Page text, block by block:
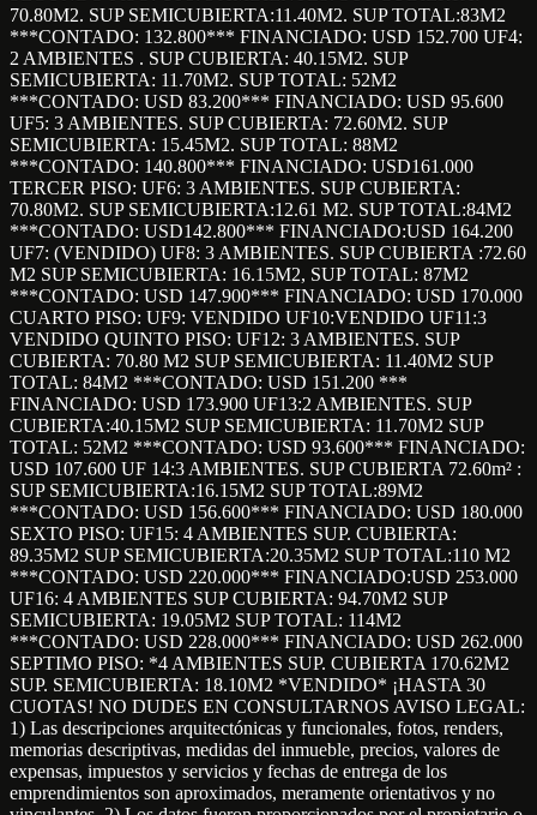
70.80M2. SUP SEMICUBIERTA:11.40M2. SUP TOTAL:83M2
***CONTADO: 132.800*** FINANCIADO: USD 152.700 UF4:
2 AMBIENTES . SUP CUBIERTA: 40.15M2. SUP
SEMICUBIERTA: 11.70M2. SUP TOTAL: 52M2
***CONTADO: USD 83.200*** FINANCIADO: USD 95.600
UF5: 3 AMBIENTES. SUP CUBIERTA: 72.60M2. SUP
SEMICUBIERTA: 15.45M2. SUP TOTAL: 88M2
***CONTADO: 140.800*** FINANCIADO: USD161.000
TERCER PISO: UF6: 3 AMBIENTES. SUP CUBIERTA:
70.80M2. SUP SEMICUBIERTA:12.61 M2. SUP TOTAL:84M2
***CONTADO: USD142.800*** FINANCIADO:USD 164.200
UF7: (VENDIDO) UF8: 3 AMBIENTES. SUP CUBIERTA :72.60
M2 SUP SEMICUBIERTA: 16.15M2, SUP TOTAL: 87M2
***CONTADO: USD 147.900*** FINANCIADO: USD 170.000
CUARTO PISO: UF9: VENDIDO UF10:VENDIDO UF11:3
VENDIDO QUINTO PISO: UF12: 3 AMBIENTES. SUP
CUBIERTA: 70.80 M2 SUP SEMICUBIERTA: 11.40M2 SUP
TOTAL: 84M2 ***CONTADO: USD 151.200 ***
FINANCIADO: USD 173.900 UF13:2 AMBIENTES. SUP
CUBIERTA:40.15M2 SUP SEMICUBIERTA: 11.70M2 SUP
TOTAL: 52M2 ***CONTADO: USD 93.600*** FINANCIADO:
USD 107.600 UF 14:3 AMBIENTES. SUP CUBIERTA 72.60m² :
SUP SEMICUBIERTA:16.15M2 SUP TOTAL:89M2
***CONTADO: USD 156.600*** FINANCIADO: USD 180.000
SEXTO PISO: UF15: 4 AMBIENTES SUP. CUBIERTA:
89.35M2 SUP SEMICUBIERTA:20.35M2 SUP TOTAL:110 M2
***CONTADO: USD 220.000*** FINANCIADO:USD 253.000
UF16: 4 AMBIENTES SUP CUBIERTA: 94.70M2 SUP
SEMICUBIERTA: 19.05M2 SUP TOTAL: 114M2
***CONTADO: USD 228.000*** FINANCIADO: USD 262.000
SEPTIMO PISO: *4 AMBIENTES SUP. CUBIERTA 170.62M2
SUP. SEMICUBIERTA: 18.10M2 *VENDIDO* ¡HASTA 30
CUOTAS! NO DUDES EN CONSULTARNOS AVISO LEGAL:
1) Las descripciones arquitectónicas y funcionales, fotos, renders,
memorias descriptivas, medidas del inmueble, precios, valores de
expensas, impuestos y servicios y fechas de entrega de los
emprendimientos son aproximados, meramente orientativos y no